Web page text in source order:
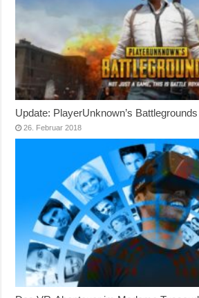
Update: PlayerUnknown’s Battlegrounds
26. Februar 2018